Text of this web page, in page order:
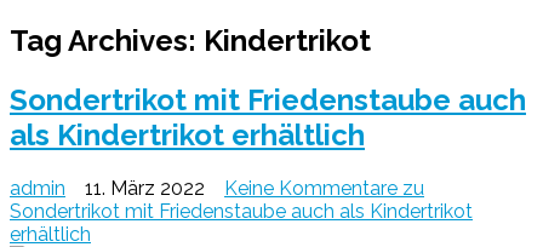
Tag Archives: Kindertrikot
Sondertrikot mit Friedenstaube auch
als Kindertrikot erhältlich
admin 11. März 2022 Keine Kommentare zu
Sondertrikot mit Friedenstaube auch als Kindertrikot
erhältlich